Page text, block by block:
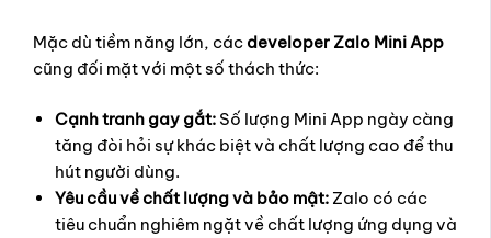
Mặc dù tiềm năng lớn, các developer Zalo Mini App
cũng đối mặt với một số thách thức:
Cạnh tranh gay gắt: Số lượng Mini App ngày càng
tăng đòi hỏi sự khác biệt và chất lượng cao để thu
hút người dùng.
Yêu cầu về chất lượng và bảo mật: Zalo có các
tiêu chuẩn nghiêm ngặt về chất lượng ứng dụng và